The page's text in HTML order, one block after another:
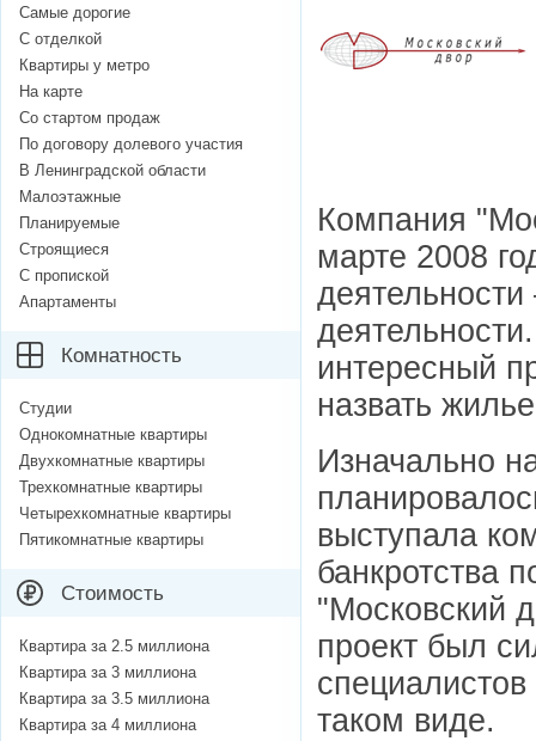
Компания
марте 2008
интересный
назвать
Изначально
выступала
банкротства
"Московский
проект был
таком виде.
Самые дорогие
С отделкой
Квартиры у метро
На карте
Со стартом продаж
По договору долевого участия
В Ленинградской области
Малоэтажные
Планируемые
Строящиеся
С пропиской
Апартаменты
Комнатность
Студии
Однокомнатные квартиры
Двухкомнатные квартиры
Трехкомнатные квартиры
Четырехкомнатные квартиры
Пятикомнатные квартиры
Стоимость
Квартира за 2.5 миллиона
Квартира за 3 миллиона
Квартира за 3.5 миллиона
Квартира за 4 миллиона